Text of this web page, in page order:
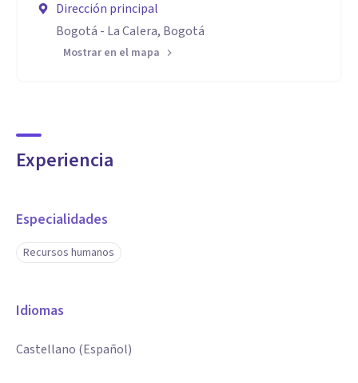
Dirección principal
Bogotá - La Calera, Bogotá
Mostrar en el mapa
Experiencia
Especialidades
Recursos humanos
Idiomas
Castellano (Español)